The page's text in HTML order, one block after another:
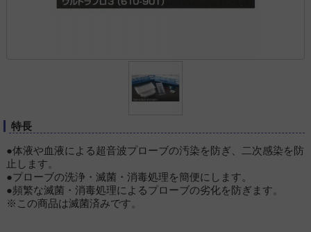
特長
●体液や血液による超音波プローブの汚染を防ぎ、二次感染を防
止します。
●プローブの洗浄・滅菌・消毒処理を簡便にします。
●頻繁な滅菌・消毒処理によるプローブの劣化を防ぎます。
※この商品は滅菌済みです。